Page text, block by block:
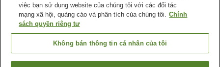
việc bạn sử dụng website của chúng tôi với các đối tác
mạng xã hội, quảng cáo và phân tích của chúng tôi. Chính
sách quyền riêng tư
Không bán thông tin cá nhân của tôi